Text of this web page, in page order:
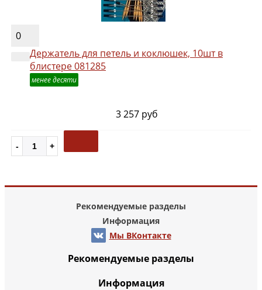
0
Держатель для петель и коклюшек, 10шт в
блистере 081285
менее десяти
3 257 руб
Рекомендуемые разделы
Информация
Мы ВКонтакте
Рекомендуемые разделы
Информация